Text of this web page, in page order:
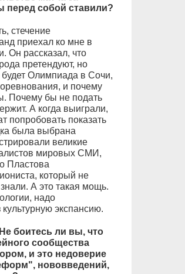
перед собой ставили?
стечение
приехал ко мне в
Он рассказал, что
претендуют, но
Олимпиада в Сочи,
и почему
Почему бы не подать
А когда выиграли,
попробовать показать
была выбрана
великие
мировых СМИ,
Пластова
который не
А это такая мощь.
надо
экспансию.
боитесь ли вы, что
сообщества
и это недоверие
нововведений,